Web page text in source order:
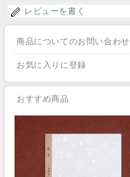
レビューを書く
商品についてのお問い合わせ
お気に入りに登録
おすすめ商品